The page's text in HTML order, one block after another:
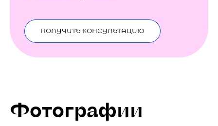
ПОЛУЧИТЬ КОНСУЛЬТАЦИЮ
Фотографии